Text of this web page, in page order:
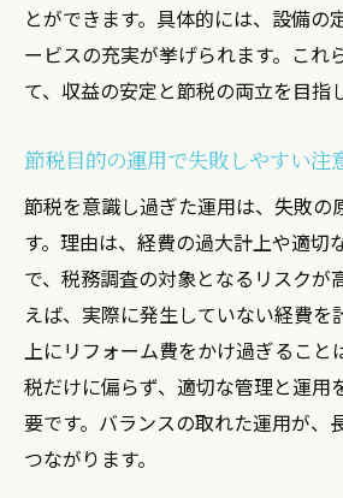
とができます。具体的には、設備の
ービスの充実が挙げられます。これ
て、収益の安定と節税の両立を目指
節税目的の運用で失敗しやすい注
節税を意識し過ぎた運用は、失敗の
す。理由は、経費の過大計上や適切
で、税務調査の対象となるリスクが
えば、実際に発生していない経費を
上にリフォーム費をかけ過ぎること
税だけに偏らず、適切な管理と運用
要です。バランスの取れた運用が、
つながります。